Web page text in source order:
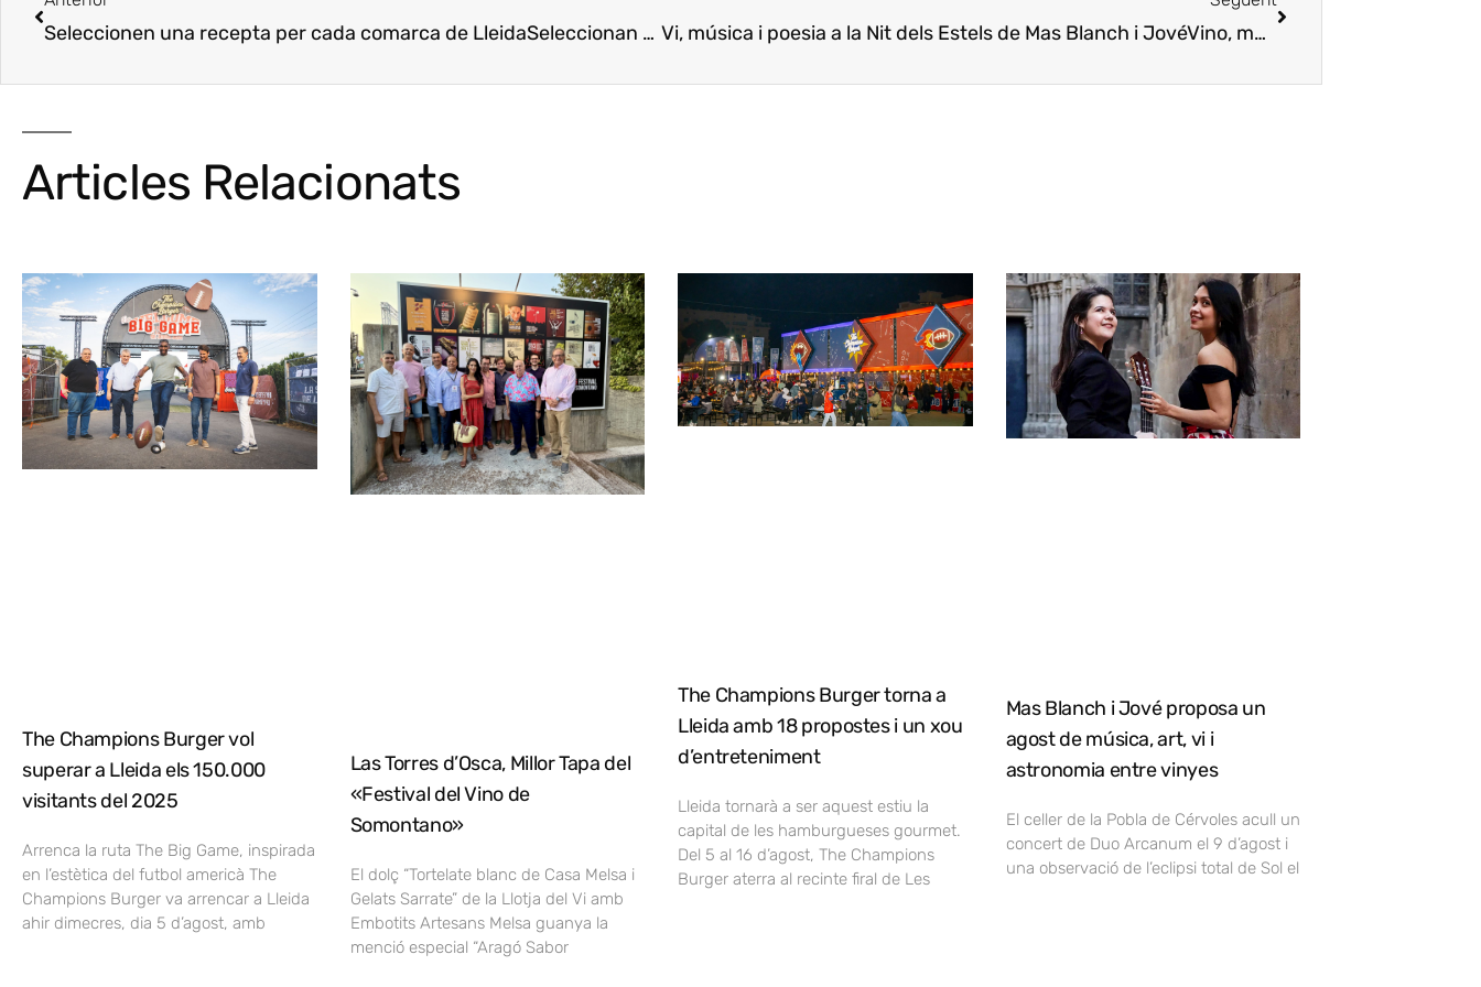
Seleccionen una recepta per cada comarca de LleidaSeleccionan una receta para cada comarca de Lleida Vi, música i poesia a la Nit dels Estels de Mas Blanch i JovéVino, música y poesía en la Nit dels Estels de Mas Blanc i Jové
Articles Relacionats
The Champions Burger vol
superar a Lleida els 150.000
visitants del 2025
Arrenca la ruta The Big Game, inspirada
en l’estètica del futbol americà The
Champions Burger va arrencar a Lleida
ahir dimecres, dia 5 d’agost, amb
Las Torres d’Osca, Millor Tapa del
«Festival del Vino de
Somontano»
El dolç “Tortelate blanc de Casa Melsa i
Gelats Sarrate” de la Llotja del Vi amb
Embotits Artesans Melsa guanya la
menció especial “Aragó Sabor
The Champions Burger torna a
Lleida amb 18 propostes i un xou
d’entreteniment
Lleida tornarà a ser aquest estiu la
capital de les hamburgueses gourmet.
Del 5 al 16 d’agost, The Champions
Burger aterra al recinte firal de Les
Mas Blanch i Jové proposa un
agost de música, art, vi i
astronomia entre vinyes
El celler de la Pobla de Cérvoles acull un
concert de Duo Arcanum el 9 d’agost i
una observació de l’eclipsi total de Sol el